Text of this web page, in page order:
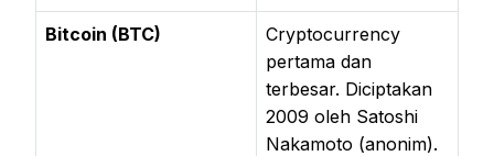
Bitcoin (BTC)
Cryptocurrency
pertama dan
terbesar. Diciptakan
2009 oleh Satoshi
Nakamoto (anonim).